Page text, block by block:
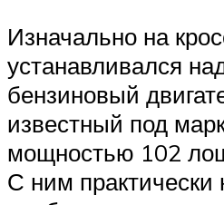
Изначально на
устанавливался
бензиновый
известный под
мощностью 102
С ним практически